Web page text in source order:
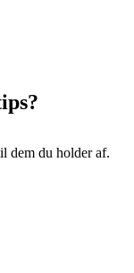
dem du holder af.